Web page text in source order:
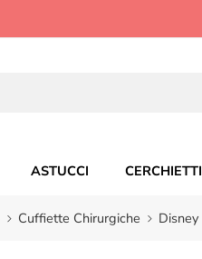
ASTUCCI CERCHIETTI
Cuffiette Chirurgiche Disney